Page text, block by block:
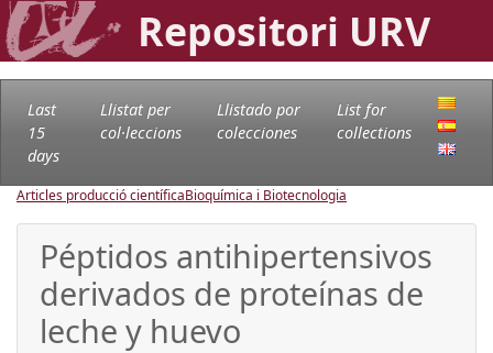
Repositori URV
Last
15
days
Llistat per
col·leccions
Llistado por
colecciones
List for
collections
Articles producció científicaBioquímica i Biotecnologia
Péptidos antihipertensivos
derivados de proteínas de
leche y huevo